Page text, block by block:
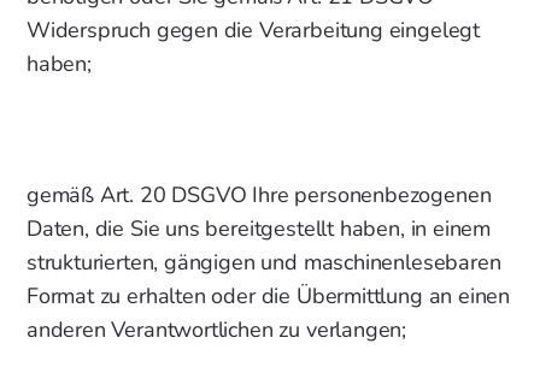
Widerspruch gegen die Verarbeitung eingelegt
haben;
gemäß Art. 20 DSGVO Ihre personenbezogenen
Daten, die Sie uns bereitgestellt haben, in einem
strukturierten, gängigen und maschinenlesebaren
Format zu erhalten oder die Übermittlung an einen
anderen Verantwortlichen zu verlangen;